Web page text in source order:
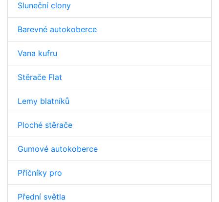
Sluneční clony
Barevné autokoberce
Vana kufru
Stěrače Flat
Lemy blatníků
Ploché stěrače
Gumové autokoberce
Příčníky pro
Přední světla